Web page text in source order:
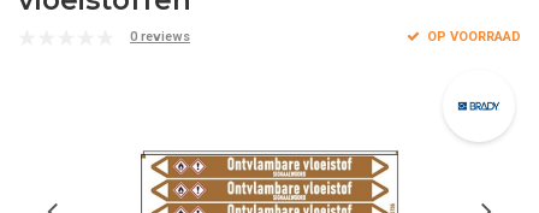
0 reviews OP VOORRAAD